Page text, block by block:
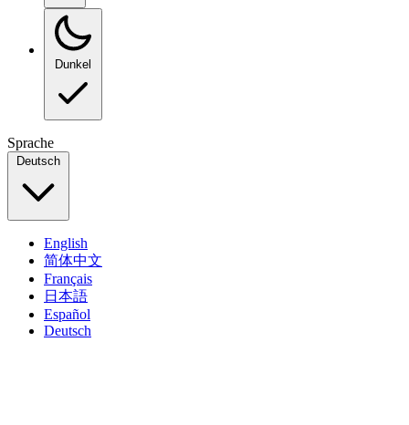
Dunkel
Sprache
Deutsch
English
简体中文
Français
日本語
Español
Deutsch